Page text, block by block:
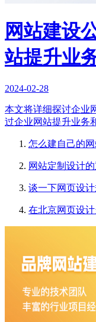
网站建设
站提升业
2024-02-28
本文将详细探讨企业
过企业网站提升业务
怎么建自己的
网站定制设计
谈一下网页设
在北京网页设